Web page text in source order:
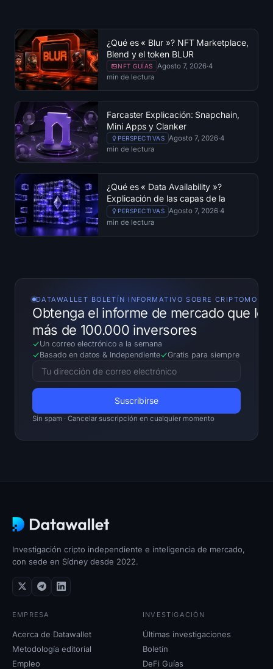
¿Qué es « Blur »? NFT Marketplace,
Blend y el token BLUR
NFT GUÍAS Agosto 7, 2026·4
min de lectura
Farcaster Explicación: Snapchain,
Mini Apps y Clanker
PERSPECTIVAS Agosto 7, 2026·4
min de lectura
¿Qué es « Data Availability »?
Explicación de las capas de la
cadena de bloques « DA »
PERSPECTIVAS Agosto 7, 2026·4
min de lectura
DATAWALLET BOLETÍN INFORMATIVO SOBRE
Obtenga el informe de mercado que
más de 100.000 inversores
Un correo electrónico a la semana
Basado en datos & Independiente Gratis para siempre
Sin spam · Cancelar suscripción en cualquier momento
Investigación cripto independiente e inteligencia de mercado,
con sede en Sídney desde 2022.
EMPRESA
Acerca de Datawallet
Metodología editorial
Empleo
INVESTIGACIÓN
Últimas investigaciones
Boletín
DeFi Guías